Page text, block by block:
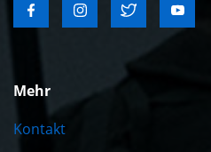
Mehr
Kontakt